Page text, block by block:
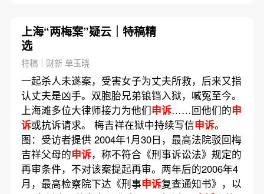
上海“两梅案”疑云｜特稿精
选
特稿｜财新 单玉晓
一起杀人未遂案，受害女子为丈夫所救，后来又指
认丈夫是凶手。双胞胎兄弟锒铛入狱，喊冤至今。
上海滩多位大律师接力为他们申诉……回他们的申
诉或抗诉请求。 梅吉祥在狱中持续写信申诉。
图：受访者提供 2004年1月30日，最高法院驳回梅
吉祥父母的申诉，称不符合《刑事诉讼法》规定的
再审条件，不对该案提起再审。两年后的2006年4
月，最高检察院下达《刑事申诉复查通知书》，以